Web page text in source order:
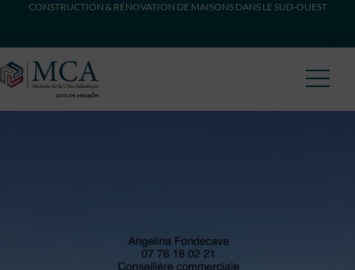
CONSTRUCTION & RÉNOVATION DE MAISONS DANS LE SUD-OUEST